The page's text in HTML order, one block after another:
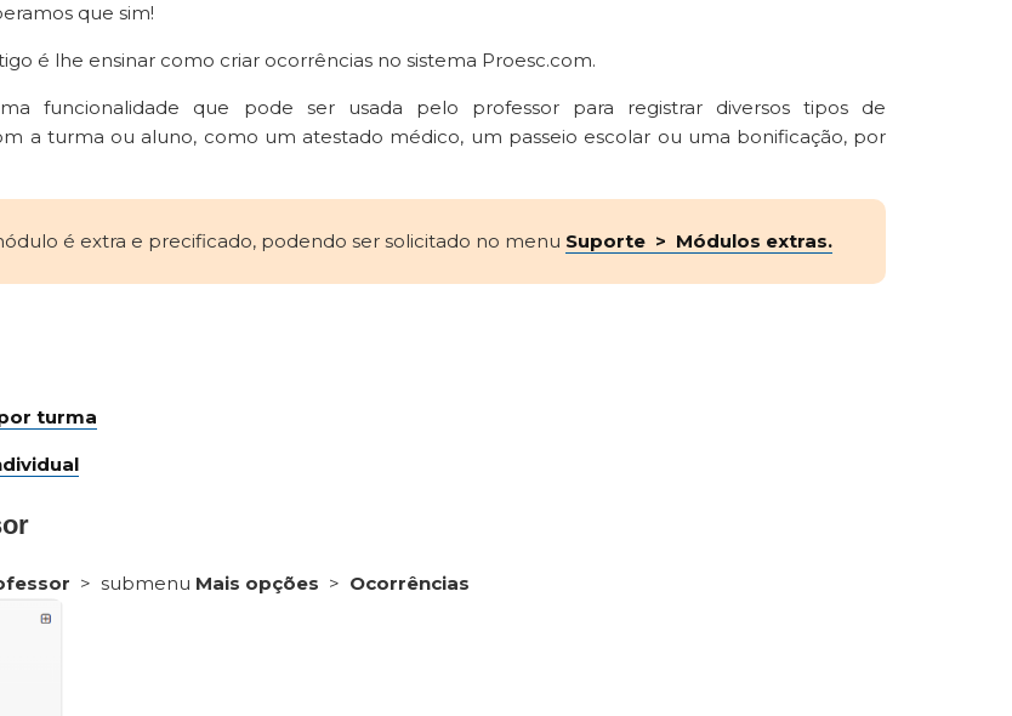
que sim!
é lhe ensinar como criar ocorrências no sistema Proesc.com.
funcionalidade que pode ser usada pelo professor para registrar diversos tipos de
a turma ou aluno, como um atestado médico, um passeio escolar ou uma bonificação, por
é extra e precificado, podendo ser solicitado no menu Suporte > Módulos extras.
turma
> submenu Mais opções > Ocorrências